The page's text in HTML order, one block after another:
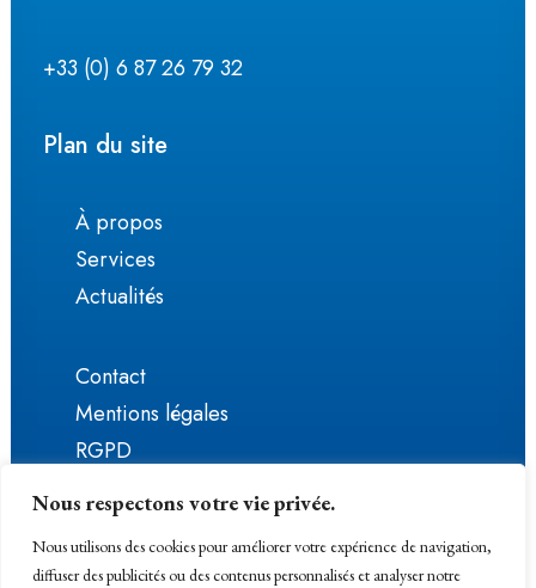
Nous respectons votre vie privée.
Nous utilisons des cookies pour améliorer votre expérience de navigation,
diffuser des publicités ou des contenus personnalisés et analyser notre
+33 (0) 6 87 26 79 32
Plan du site
À propos
Services
Actualités
Contact
Mentions légales
RGPD